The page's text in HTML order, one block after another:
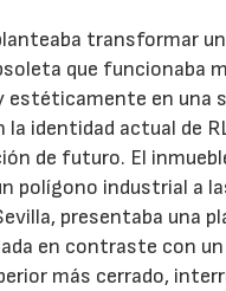
transformar
que funcionaba
estéticamente en una
la identidad actual de
de futuro. El
polígono industrial a
presentaba una
en contraste con un
más cerrado,